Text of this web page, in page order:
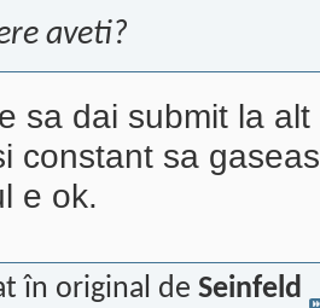
aveti?
sa dai submit la
constant sa
e ok.
în original de Seinfeld